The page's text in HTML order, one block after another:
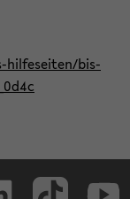
hilfeseiten/bis-